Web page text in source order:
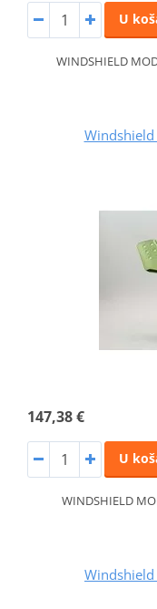
U
WINDSHIELD
Windshield
147,38 €
U
WINDSHIELD
Windshield